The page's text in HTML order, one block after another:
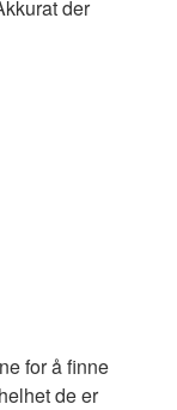
der
for å finne
de er